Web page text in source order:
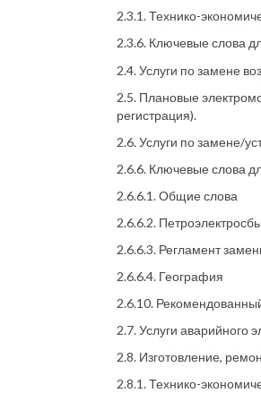
2.3.1. Технико-
2.3.6. Ключевые слова
2.4. Услуги по замене
2.5. Плановые
регистрация).
2.6. Услуги по замене/
2.6.6. Ключевые слова
2.6.6.1. Общие слова
2.6.6.2.
2.6.6.3. Регламент
2.6.6.4. География
2.6.10.
2.7. Услуги аварийного
2.8. Изготовление,
2.8.1. Технико-